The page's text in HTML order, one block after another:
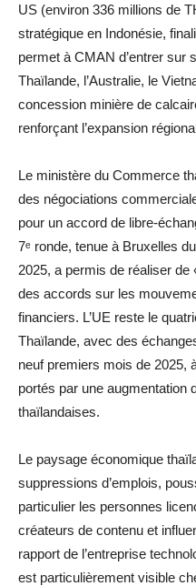
US (environ 336 millions de
stratégique en Indonésie,
permet à CMAN d’entrer sur
Thaïlande, l’Australie, le
concession minière de
renforçant l’expansion
Le ministère du Commerce
des négociations
pour un accord de libre-
7ᵉ ronde, tenue à Bruxelles
2025, a permis de réaliser
des accords sur les
financiers. L’UE reste le
Thaïlande, avec des
neuf premiers mois de 2025,
portés par une augmentation
thaïlandaises.
Le paysage économique
suppressions d’emplois,
particulier les personnes
créateurs de contenu et
rapport de l’entreprise
est particulièrement visible